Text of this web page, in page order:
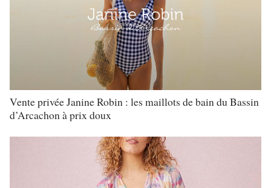
Vente privée Janine Robin : les maillots de bain du Bassin
d’Arcachon à prix doux